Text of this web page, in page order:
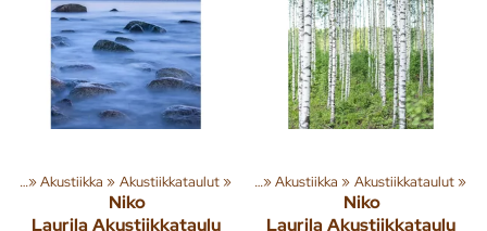
‪»Akustiikka ‪» Akustiikkataulut‪»
Niko
Laurila Akustiikkataulu
Tuoteryhmiä ja tuotteita‪»Sisusta‪»Akustiikka ‪» Akustiikkataulut‪»
Niko
Laurila Akustiikkataulu